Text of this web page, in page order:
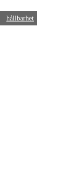
hållbarhet